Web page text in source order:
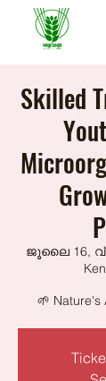
Skilled
ജൂലൈ 16,
🌱 Nature's